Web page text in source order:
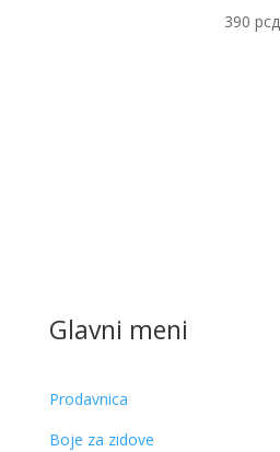
390рсд
Glavni meni
Prodavnica
Boje za zidove